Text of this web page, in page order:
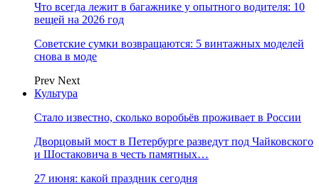
Что всегда лежит в багажнике у опытного водителя: 10
вещей на 2026 год
Советские сумки возвращаются: 5 винтажных моделей
снова в моде
Prev Next
Культура
Стало известно, сколько воробьёв проживает в России
Дворцовый мост в Петербурге разведут под Чайковского
и Шостаковича в честь памятных…
27 июня: какой праздник сегодня